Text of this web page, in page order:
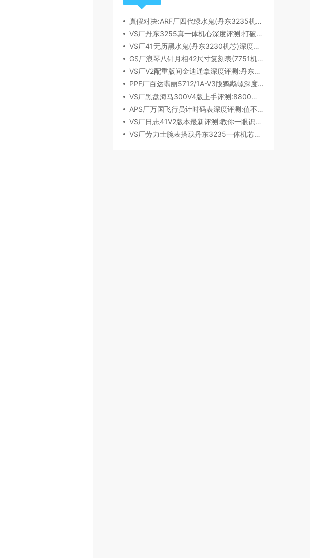
真假对决:ARF厂四代绿水鬼(丹东3235机芯)深度评测
VS厂丹东3255真一体机心深度评测:打破市场乱象,重塑复刻机芯新标杆​
VS厂41无历黑水鬼(丹东3230机芯)深度评测:性能与破绽全解析
GS厂浪琴八针月相42尺寸复刻表(7751机芯)细节全析
VS厂V2配重版间金迪通拿深度评测:丹东4131机芯加持下的165克精密之作​
PPF厂百达翡丽5712/1A-V3版鹦鹉螺深度评测:细节升级直击正品
VS厂黑盘海马300V4版上手评测:8800一体机芯加持,复刻天花板实至名归?
APS厂万国飞行员计时码表深度评测:值不值得入手？
VS厂日志41V2版本最新评测:教你一眼识破假VS
VS厂劳力士腕表搭载丹东3235一体机芯深度评测